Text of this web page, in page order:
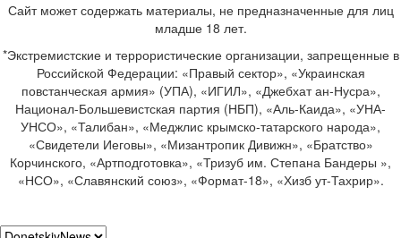
Сайт может содержать материалы, не предназначенные для лиц
младше 18 лет.
*Экстремистские и террористические организации, запрещенные в
Российской Федерации: «Правый сектор», «Украинская
повстанческая армия» (УПА), «ИГИЛ», «Джебхат ан-Нусра»,
Национал-Большевистская партия (НБП), «Аль-Каида», «УНА-
УНСО», «Талибан», «Меджлис крымско-татарского народа»,
«Свидетели Иеговы», «Мизантропик Дивижн», «Братство»
Корчинского, «Артподготовка», «Тризуб им. Степана Бандеры »,
«НСО», «Славянский союз», «Формат-18», «Хизб ут-Тахрир».